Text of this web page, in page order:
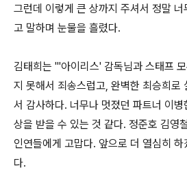
그런데 이렇게 큰 상까지 주셔서 정말
고 말하며 눈물을 흘렸다.
김태희는 "'아이리스' 감독님과 스태프
지 못해서 죄송스럽고, 완벽한 최승희로
서 감사하다. 너무나 멋졌던 파트너 이병
상을 받을 수 있는 것 같다. 정준호 김영
인연들에게 고맙다. 앞으로 더 열심히
다.